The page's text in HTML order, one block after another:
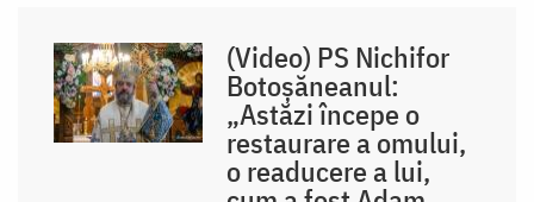
(Video) PS Nichifor
Botoșăneanul:
„Astăzi începe o
restaurare a omului,
o readucere a lui,